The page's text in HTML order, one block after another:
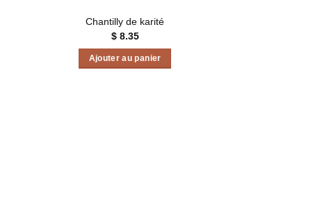
Chantilly de karité
$8.35
Ajouter au panier